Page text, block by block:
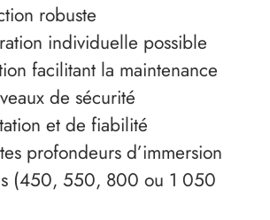
robuste
individuelle possible
facilitant la maintenance
de sécurité
et de fiabilité
profondeurs d’immersion
(450, 550, 800 ou 1 050